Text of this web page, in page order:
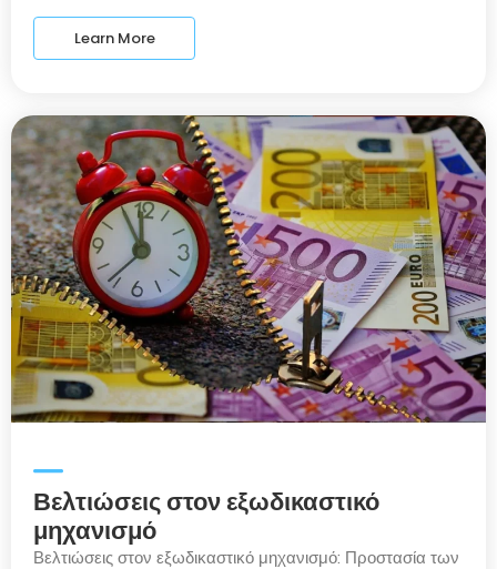
Learn More
Βελτιώσεις στον εξωδικαστικό
μηχανισμό
Βελτιώσεις στον εξωδικαστικό μηχανισμό: Προστασία των